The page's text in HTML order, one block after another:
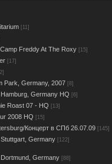
[11]
Freddy At The Roxy [15]
[17]
Park, Germany, 2007 [8]
Germany HQ [6]
Roast 07 - HQ [13]
2008 HQ [15]
Концерт в СПб 26.07.09 [145]
Germany [122]
Germany [88]